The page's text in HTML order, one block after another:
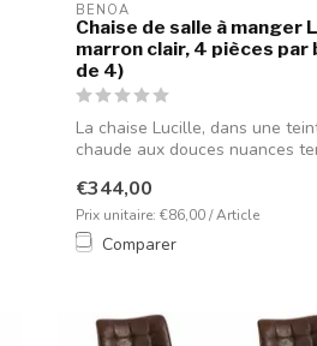
BENOA
Chaise de salle à manger
marron clair, 4 pièces
de 4)
La chaise Lucille, dans une
chaude aux douces nuances
€344,00
Prix unitaire: €86,00 / Article
Comparer